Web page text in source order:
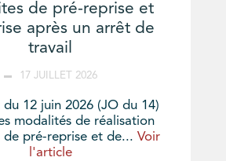
de pré-reprise et
après un arrêt de
travail
17 JUILLET 2026
12 juin 2026 (JO du 14)
modalités de réalisation
de pré-reprise et de... Voir
l'article